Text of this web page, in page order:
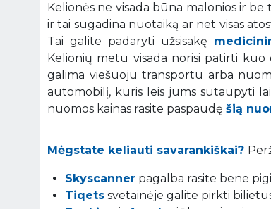
Kelionės ne visada būna malonios ir
ir tai sugadina nuotaiką ar net visas
Tai galite padaryti užsisakę
Kelionių metu visada norisi patirti
galima viešuoju transportu arba
automobilį, kuris leis jums sutaupyti
nuomos kainas rasite paspaudę šią
Mėgstate keliauti savarankiškai?
Skyscanner pagalba rasite bene
Tiqets svetainėje galite pirkti